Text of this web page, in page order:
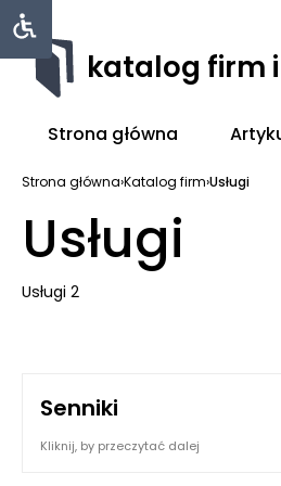
katalog firm
Strona główna
Strona główna›Katalog firm›Usługi
Usługi
Usługi 2
Senniki
Kliknij, by przeczytać dalej